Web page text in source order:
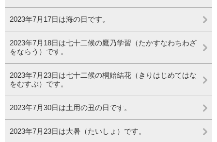
2023年7月17日は海の日です。
2023年7月18日は七十二候の鷹乃学習（たかすなわちわざ
をならう）です。
2023年7月23日は七十二候の桐始結花（きりはじめてはな
をむすぶ）です。
2023年7月30日は土用の丑の日です。
2023年7月23日は大暑（たいしょ）です。